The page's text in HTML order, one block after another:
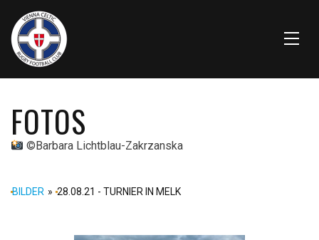
FOTOS
©️Barbara Lichtblau-Zakrzanska
BILDER » 28.08.21 - TURNIER IN MELK